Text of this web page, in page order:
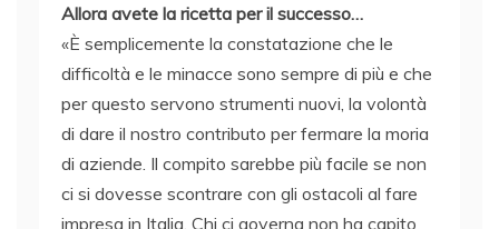
Allora avete la ricetta per il successo…
«È semplicemente la constatazione che le
difficoltà e le minacce sono sempre di più e che
per questo servono strumenti nuovi, la volontà
di dare il nostro contributo per fermare la moria
di aziende. Il compito sarebbe più facile se non
ci si dovesse scontrare con gli ostacoli al fare
impresa in Italia. Chi ci governa non ha capito